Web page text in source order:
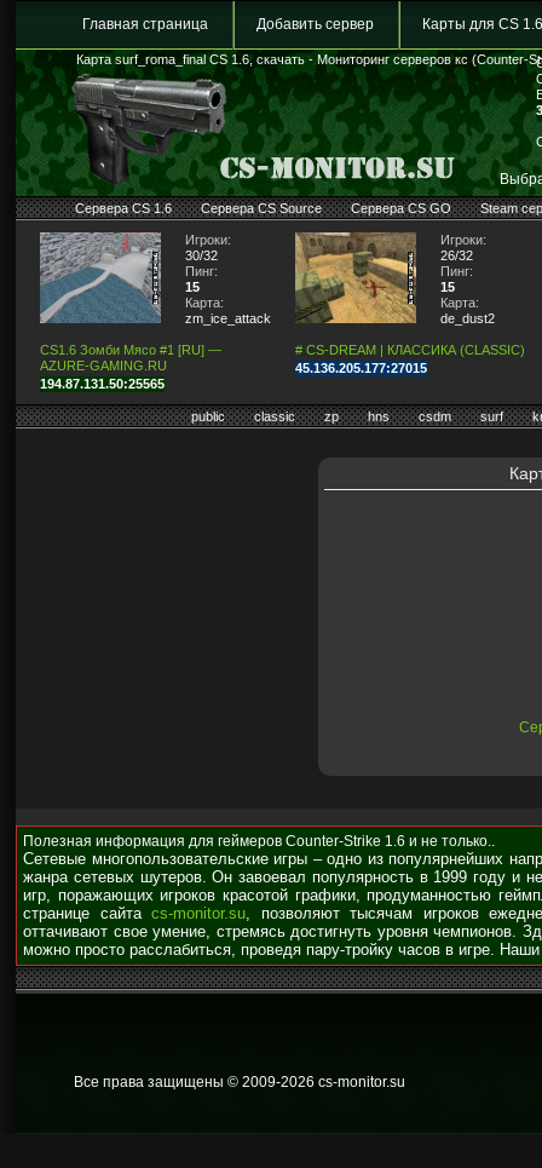
Главная страница Добавить сервер Карты для CS 1.6
Карта surf_roma_final CS 1.6, скачать - Мониторинг серверов кс (Counter-
Сервера CS 1.6 Сервера CS Source Сервера CS GO Steam
Игроки:
30/32
Пинг:
15
Карта:
zm_ice_attack2009
CS1.6 Зомби Мясо #1 [RU] —
AZURE-GAMING.RU
194.87.131.50:25565
Игроки:
26/32
Пинг:
15
Карта:
de_dust2
# CS-DREAM | КЛАССИКА (CLASSIC)
45.136.205.177:27015
public classic zp hns csdm surf
Полезная информация для геймеров Counter-Strike 1.6 и не только..
Сетевые многопользовательские игры – одно из популярнейших
жанра сетевых шутеров. Он завоевал популярность в 1999 году и
игр, поражающих игроков красотой графики, продуманностью
странице сайта cs-monitor.su, позволяют тысячам игроков
оттачивают свое умение, стремясь достигнуть уровня чемпионов.
можно просто расслабиться, проведя пару-тройку часов в игре.
Все права защищены © 2009-2026 cs-monitor.su